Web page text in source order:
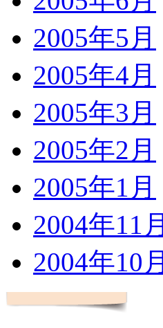
2005年5月
2005年4月
2005年3月
2005年2月
2005年1月
2004年11月
2004年10月